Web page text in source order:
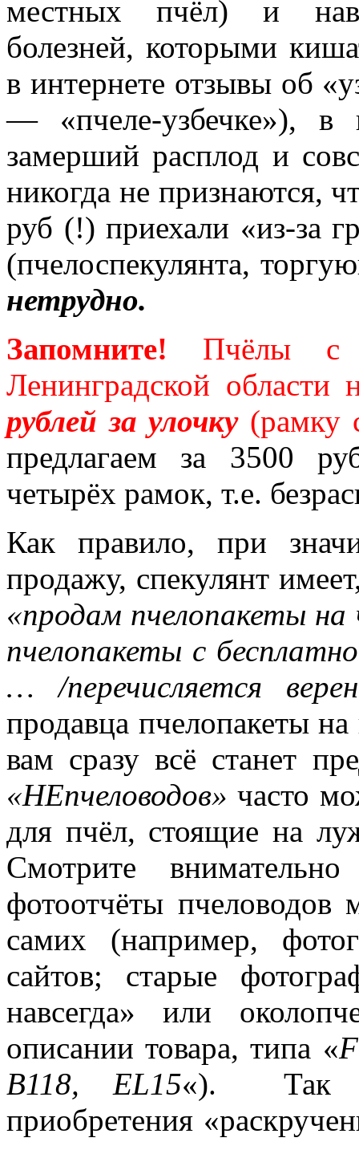
местных пчёл) и
болезней, которыми
в интернете отзывы об
— «пчеле-узбечке»),
замерший расплод и
никогда не признаются,
руб (!) приехали «из-за
(пчелоспекулянта,
нетрудно.
Запомните! Пчёлы с
Ленинградской области
рублей за улочку (рамку
предлагаем за 3500
четырёх рамок, т.е.
Как правило, при
продажу, спекулянт
«продам пчелопакеты
пчелопакеты с
… /перечисляется
продавца пчелопакеты
вам сразу всё станет
«НЕпчеловодов» часто
для пчёл, стоящие на
Смотрите
фотоотчёты пчеловодов
самих (например,
сайтов; старые
навсегда» или
описании товара, типа «
B118, EL15«). Так
приобретения